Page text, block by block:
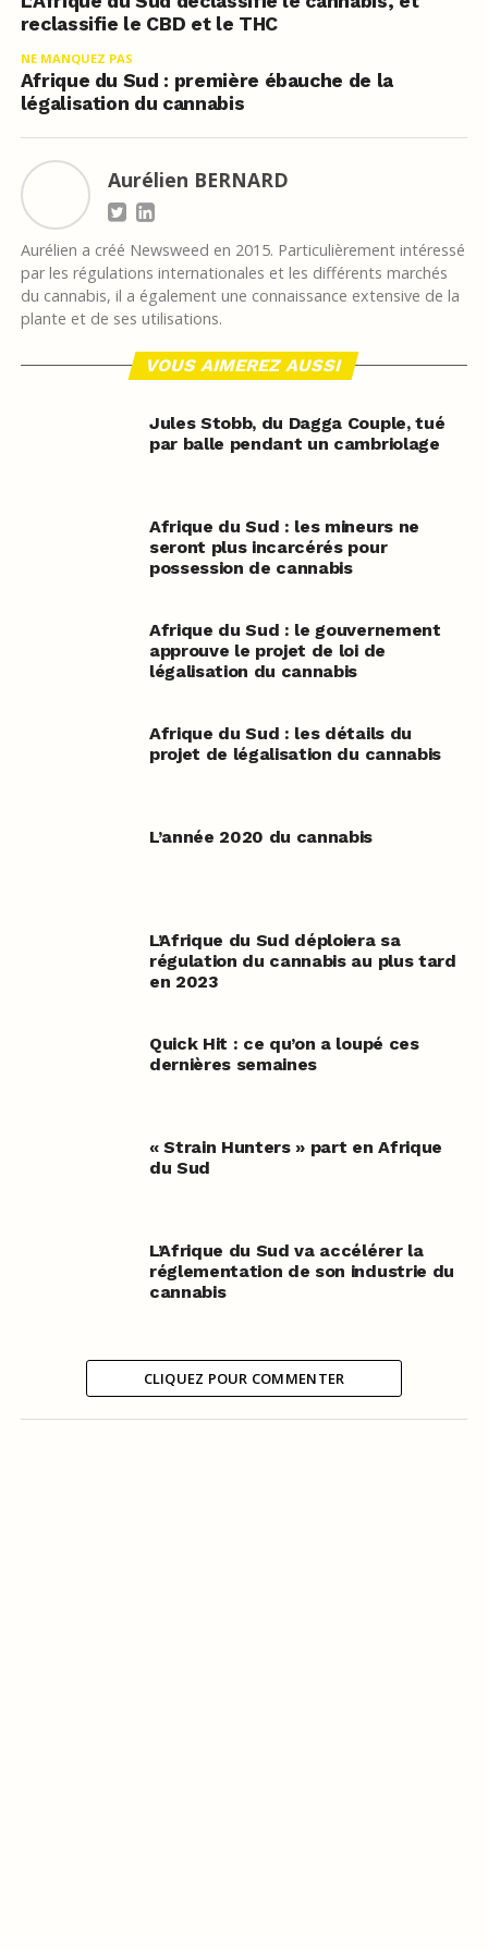
reclassifie le CBD et le THC
NE MANQUEZ PAS
Afrique du Sud : première ébauche de la
légalisation du cannabis
Aurélien BERNARD
Aurélien a créé Newsweed en 2015. Particulièrement intéressé
par les régulations internationales et les différents marchés
du cannabis, il a également une connaissance extensive de la
plante et de ses utilisations.
VOUS AIMEREZ AUSSI
Jules Stobb, du Dagga Couple, tué
par balle pendant un cambriolage
Afrique du Sud : les mineurs ne
seront plus incarcérés pour
possession de cannabis
Afrique du Sud : le gouvernement
approuve le projet de loi de
légalisation du cannabis
Afrique du Sud : les détails du
projet de légalisation du cannabis
L’année 2020 du cannabis
L’Afrique du Sud déploiera sa
régulation du cannabis au plus tard
en 2023
Quick Hit : ce qu’on a loupé ces
dernières semaines
« Strain Hunters » part en Afrique
du Sud
L’Afrique du Sud va accélérer la
réglementation de son industrie du
cannabis
CLIQUEZ POUR COMMENTER